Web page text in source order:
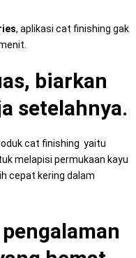
, aplikasi cat finishing gak
biarkan
setelahnya.
cat finishing yaitu
melapisi permukaan kayu
cepat kering dalam